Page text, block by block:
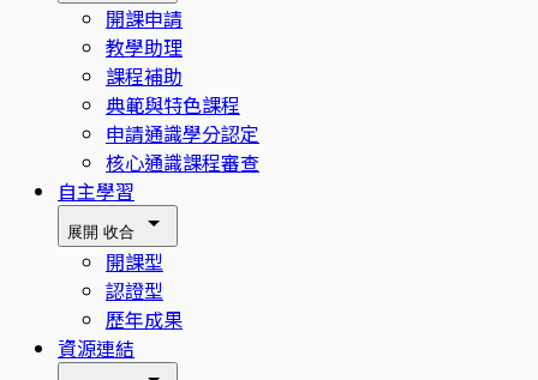
開課申請
教學助理
課程補助
典範與特色課程
申請通識學分認定
核心通識課程審查
自主學習
展開 收合
開課型
認證型
歷年成果
資源連結